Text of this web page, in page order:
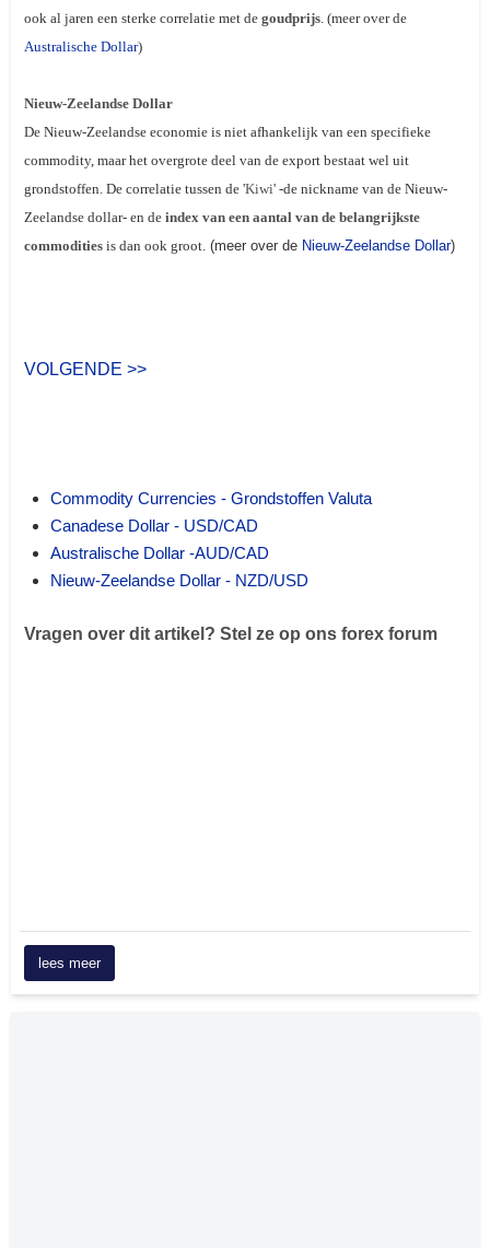
ook al jaren een sterke correlatie met de goudprijs. (meer over de
Australische Dollar)
Nieuw-Zeelandse Dollar
De Nieuw-Zeelandse economie is niet afhankelijk van een specifieke
commodity, maar het overgrote deel van de export bestaat wel uit
grondstoffen. De correlatie tussen de 'Kiwi' -de nickname van de Nieuw-
Zeelandse dollar- en de index van een aantal van de belangrijkste
commodities is dan ook groot. (meer over de Nieuw-Zeelandse Dollar)
VOLGENDE >>
Commodity Currencies - Grondstoffen Valuta
Canadese Dollar - USD/CAD
Australische Dollar -AUD/CAD
Nieuw-Zeelandse Dollar - NZD/USD
Vragen over dit artikel? Stel ze op ons forex forum
lees meer